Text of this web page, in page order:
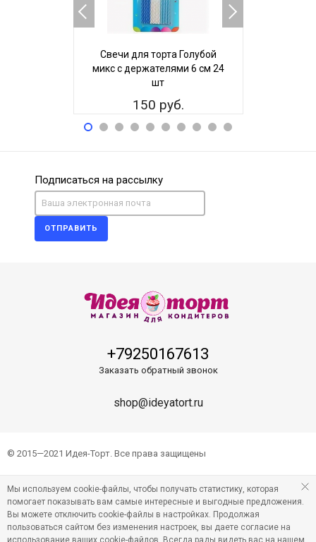
Свечи для торта Голубой
микс с держателями 6 см 24
шт
150 руб.
Подписаться на рассылку
ОТПРАВИТЬ
+79250167613
Заказать обратный звонок
shop@ideyatort.ru
© 2015—2021 Идея-Торт. Все права защищены
Мы используем cookie-файлы, чтобы получать статистику, которая
помогает показывать вам самые интересные и выгодные предложения.
Вы можете отключить cookie-файлы в настройках. Продолжая
пользоваться сайтом без изменения настроек, вы даете согласие на